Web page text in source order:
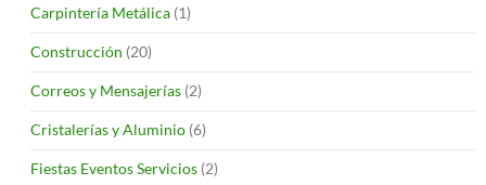
Carpintería Metálica (1)
Construcción (20)
Correos y Mensajerías (2)
Cristalerías y Aluminio (6)
Fiestas Eventos Servicios (2)